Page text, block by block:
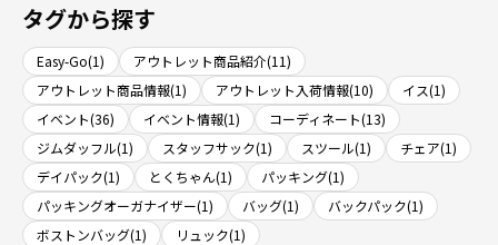
タグから探す
Easy-Go(1)
アウトレット商品紹介(11)
アウトレット商品情報(1)
アウトレット入荷情報(10)
イス(1)
イベント(36)
イベント情報(1)
コーディネート(13)
ジムダッフル(1)
スタッフサック(1) スツール(1)
チェア(1)
デイパック(1)
とくちゃん(1)
パッキング(1)
パッキングオーガナイザー(1)
バッグ(1)
バックパック(1)
ボストンバッグ(1)
リュック(1)